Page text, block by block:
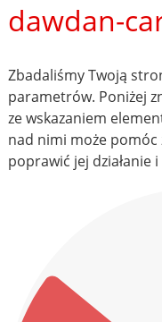
dawdan-
Zbadaliśmy Twoją
parametrów. Poniżej
ze wskazaniem
nad nimi może pomóc
poprawić jej działanie